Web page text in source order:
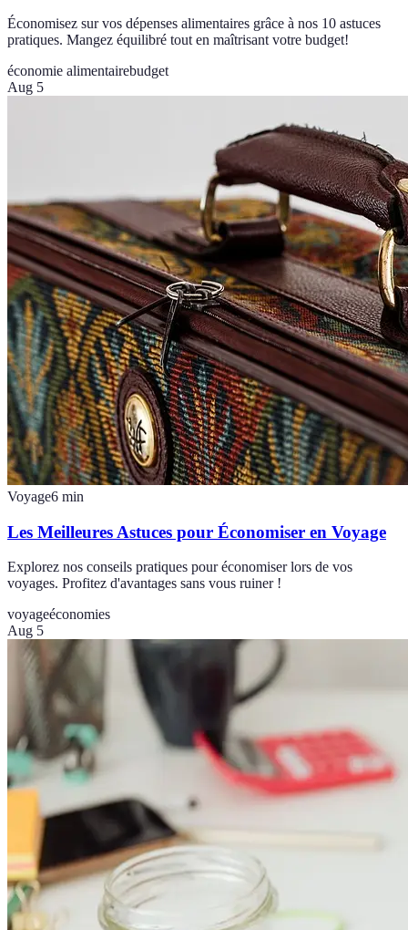
Économisez sur vos dépenses alimentaires grâce à nos 10 astuces
pratiques. Mangez équilibré tout en maîtrisant votre budget!
économie alimentairebudget
Aug 5
Voyage6 min
Les Meilleures Astuces pour Économiser en Voyage
Explorez nos conseils pratiques pour économiser lors de vos
voyages. Profitez d'avantages sans vous ruiner !
voyageéconomies
Aug 5